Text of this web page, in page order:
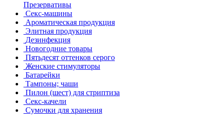
Презервативы
Секс-машины
Ароматическая продукция
Элитная продукция
Дезинфекция
Новогодние товары
Пятьдесят оттенков серого
Женские стимуляторы
Батарейки
Тампоны; чаши
Пилон (шест) для стриптиза
Секс-качели
Сумочки для хранения